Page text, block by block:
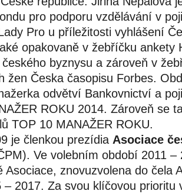
pro podporu vzdělávání v
Pro u příležitosti vyhlášení
opakovaně v žebříčku ankety
byznysu a zároveň v
žen Česka časopisu Forbes.
odvětví Bankovnictví a
ROKU 2014. Zároveň se
TOP 10 MANAŽER ROKU.
je členkou prezídia Asociace
Ve volebním období 2011 –
Asociace, znovuzvolena do čela
– 2017. Za svou klíčovou prioritu